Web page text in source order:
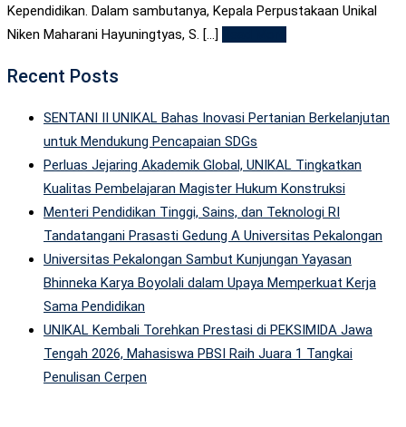
Kependidikan. Dalam sambutanya, Kepala Perpustakaan Unikal
Niken Maharani Hayuningtyas, S. [...]
Recent Posts
SENTANI II UNIKAL Bahas Inovasi Pertanian Berkelanjutan
untuk Mendukung Pencapaian SDGs
Perluas Jejaring Akademik Global, UNIKAL Tingkatkan
Kualitas Pembelajaran Magister Hukum Konstruksi
Menteri Pendidikan Tinggi, Sains, dan Teknologi RI
Tandatangani Prasasti Gedung A Universitas Pekalongan
Universitas Pekalongan Sambut Kunjungan Yayasan
Bhinneka Karya Boyolali dalam Upaya Memperkuat Kerja
Sama Pendidikan
UNIKAL Kembali Torehkan Prestasi di PEKSIMIDA Jawa
Tengah 2026, Mahasiswa PBSI Raih Juara 1 Tangkai
Penulisan Cerpen